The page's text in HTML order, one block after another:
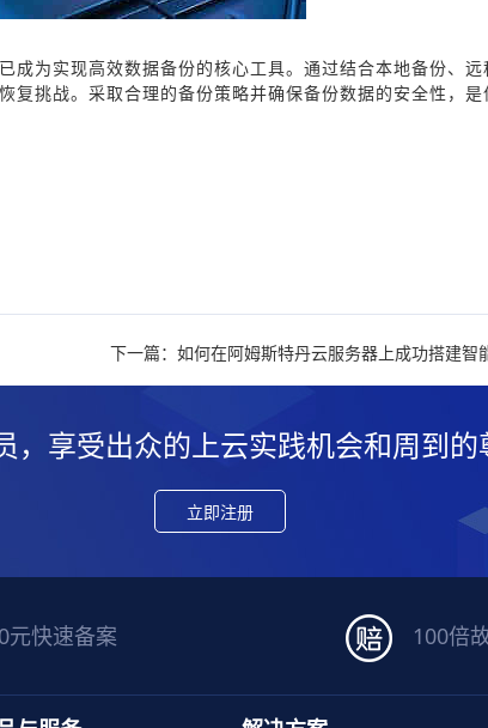
为实现高效数据备份的核心工具。通过结合本地备份、远
挑战。采取合理的备份策略并确保备份数据的安全性，是
下一篇：如何在阿姆斯特丹云服务器上成功搭建智
，享受出众的上云实践机会和周到的
立即注册
0元快速备案 100倍